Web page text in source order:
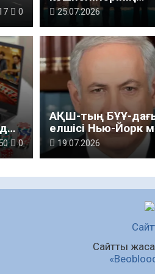
0
мәдениеті»
25.07.2026
0
АҚШ-тың БҰҰ-
елшісі Нью-Йорк
Нетаньяхуды
туралы
19.07.2026
Сайтты